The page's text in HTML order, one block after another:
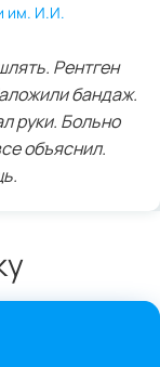
им. И.И.
Рентген
бандаж.
руки. Больно
объяснил.